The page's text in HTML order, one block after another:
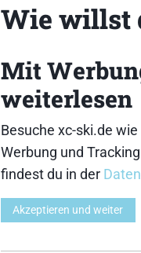
Wie willst
Mit
weiterlesen
Besuche xc-ski.de
Werbung und
findest du in der
Akzeptieren und weiter